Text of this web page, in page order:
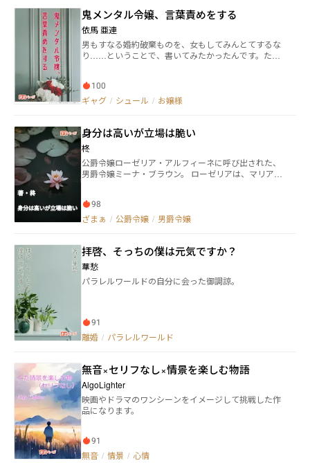
鬼メンタル令嬢、言葉責めをする
依馬 亜連
男もすなる婚約破棄ものを、女もしてみんとてするな
り……ということで、書いてみたかったんです。ただ
読んでいただけると幸いです。 （小説家になろう・エ
ブリスタにも掲載中です）
100
ギャグ / シュール / お嬢様
身分は高いが立場は脆い
柊
公爵令嬢ローゼリア・アルフィーネに呼び出された、
男爵令嬢ミーナ・ブラウン。 ローゼリアは、マリア・
に進言しては貰えないだろうか、と頼んできた。 それ
にミーナが答えたことは……。 ※複数のサイトに投稿
98
ざまぁ / 公爵令嬢 / 男爵令嬢
拝啓、そっちの僕は元気ですか？
華愁
パラレルワールドの自分に会った御調諒。
91
離婚 / パラレルワールド
無音×セリフなし×情景を楽しむ物語
AlgoLighter
映画やドラマのワンシーンをイメージして挑戦した作
品になります。
91
無音 / 情景 / 心情